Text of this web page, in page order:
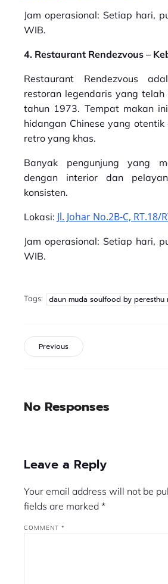
Jam operasional: Setiap hari,
WIB.
4. Restaurant Rendezvous –
Restaurant Rendezvous
restoran legendaris yang telah
tahun 1973. Tempat makan
hidangan Chinese yang
retro yang khas.
Banyak pengunjung yang
dengan interior dan
konsisten.
Lokasi: Jl. Johar No.2B-C, RT.18/
Jam operasional: Setiap hari,
WIB.
Tags: daun muda soulfood by peresthu
Previous
No Responses
Leave a Reply
Your email address will not be
fields are marked *
COMMENT *